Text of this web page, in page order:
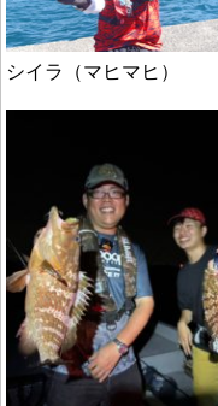
シイラ（マヒマヒ）